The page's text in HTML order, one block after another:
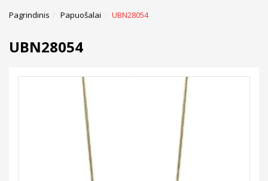
Pagrindinis Papuošalai UBN28054
UBN28054